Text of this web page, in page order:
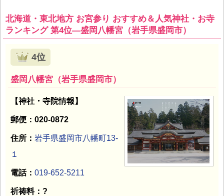
北海道・東北地方 お宮参り おすすめ＆人気神社・お寺
ランキング 第4位―盛岡八幡宮（岩手県盛岡市）
4位
盛岡八幡宮（岩手県盛岡市）
【神社・寺院情報】
郵便：020-0872
住所： 岩手県盛岡市八幡町13-
１
電話： 019-652-5211
祈祷料：?